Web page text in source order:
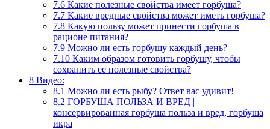
7.6 Какие полезные свойства имеет горбуша?
7.7 Какие вредные свойства может иметь горбуша?
7.8 Какую пользу может принести горбуша в
рационе питания?
7.9 Можно ли есть горбушу каждый день?
7.10 Каким образом готовить горбушу, чтобы
сохранить ее полезные свойства?
8 Видео:
8.1 Можно ли есть рыбу? Ответ вас удивит!
8.2 ГОРБУША ПОЛЬЗА И ВРЕД |
консервированная горбуша польза и вред, горбуша
икра